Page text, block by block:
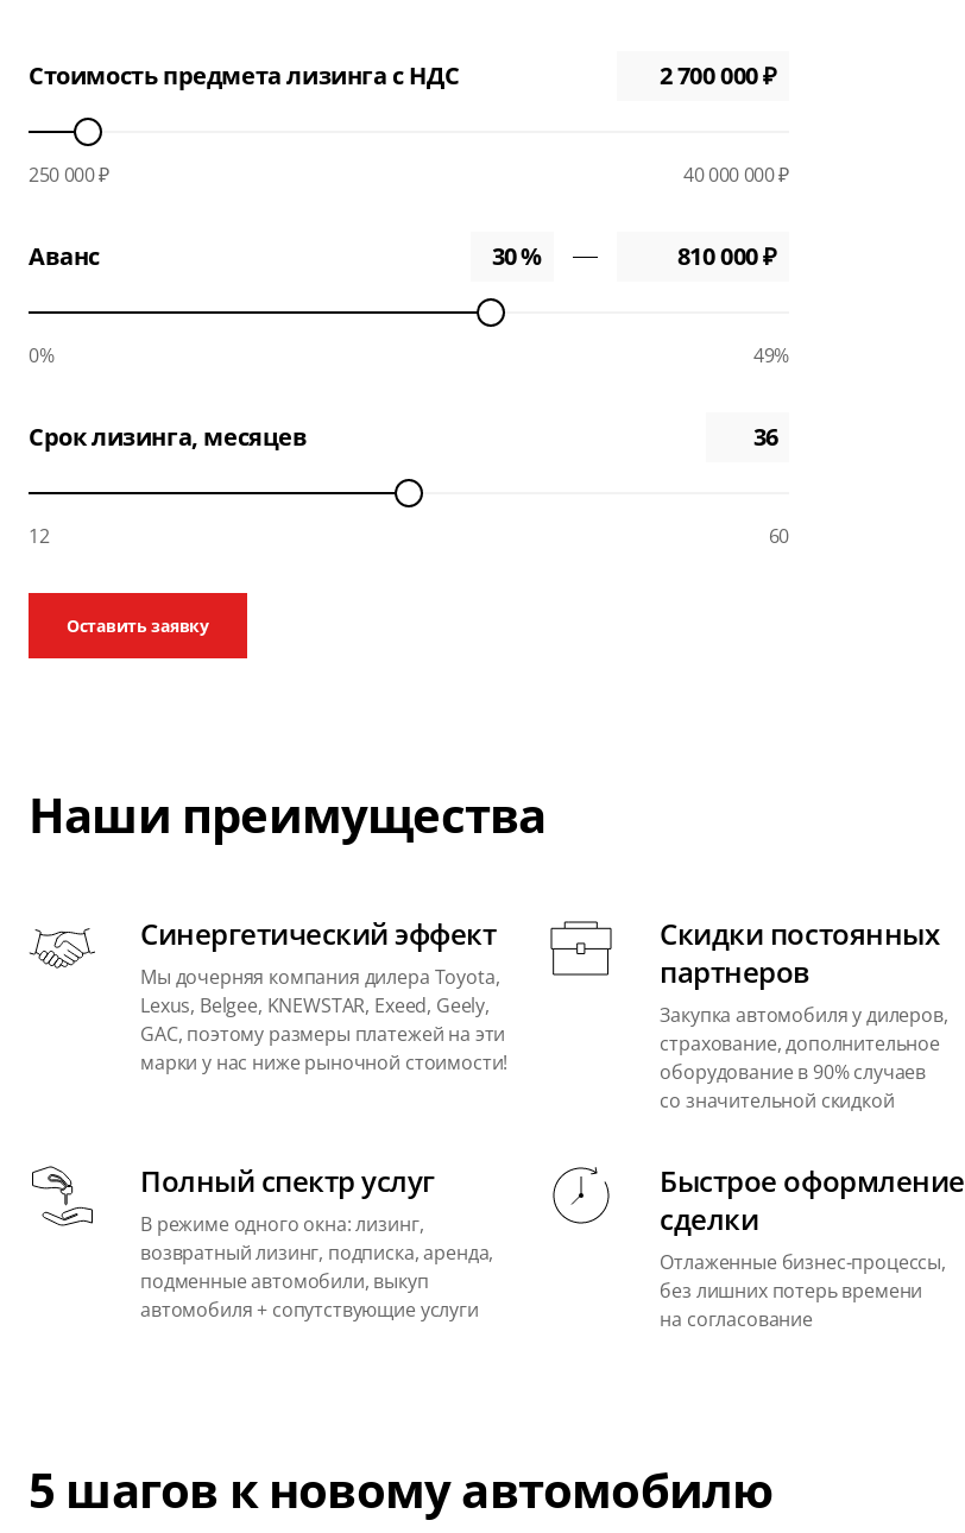
Стоимость предмета лизинга с НДС
250 000 ₽ 40 000 000 ₽
Аванс
0% 49%
Срок лизинга, месяцев
12 60
Оставить заявку
Наши преимущества
Синергетический эффект
Мы дочерняя компания дилера Toyota,
Lexus, Belgee, KNEWSTAR, Exeed, Geely,
GAC, поэтому размеры платежей на эти
марки у нас ниже рыночной стоимости!
Скидки постоянных
партнеров
Закупка автомобиля у дилеров,
страхование, дополнительное
оборудование в 90% случаев
со значительной скидкой
Полный спектр услуг
В режиме одного окна: лизинг,
возвратный лизинг, подписка, аренда,
подменные автомобили, выкуп
автомобиля + сопутствующие услуги
Быстрое оформление
сделки
Отлаженные бизнес-процессы,
без лишних потерь времени
на согласование
5 шагов к новому автомобилю